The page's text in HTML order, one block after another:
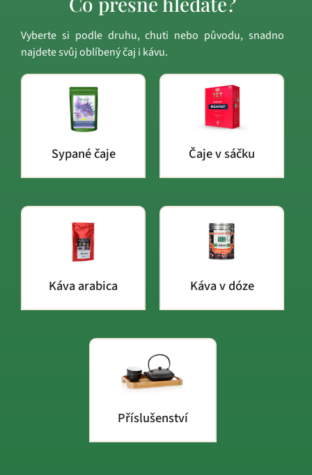
Vyberte si podle druhu, chuti nebo původu, snadno
najdete svůj oblíbený čaj i kávu.
Sypané čaje Čaje v sáčku
Káva arabica Káva v dóze
Příslušenství